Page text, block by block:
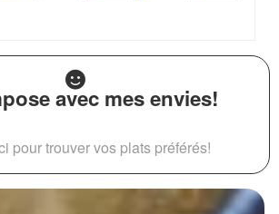
avec mes envies!
pour trouver vos plats préférés!